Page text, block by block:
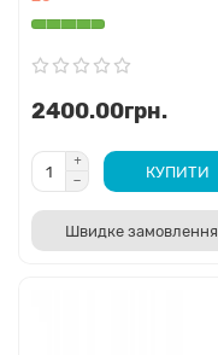
2400.00грн.
КУПИТИ
Швидке замовлення